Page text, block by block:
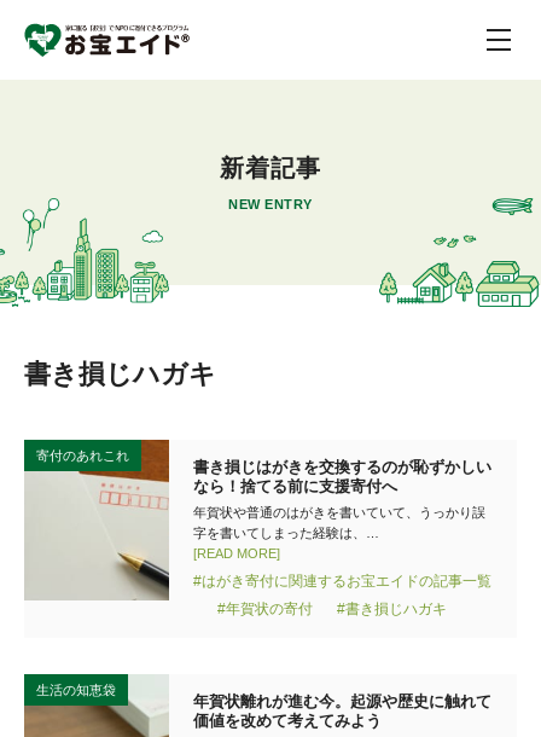
新着記事
NEW ENTRY
書き損じハガキ
寄付のあれこれ
書き損じはがきを交換するのが恥ずかしい
なら！捨てる前に支援寄付へ
年賀状や普通のはがきを書いていて、うっかり誤
字を書いてしまった経験は、…
[READ MORE]
#はがき寄付に関連するお宝エイドの記事一覧
#年賀状の寄付
#書き損じハガキ
生活の知恵袋
年賀状離れが進む今。起源や歴史に触れて
価値を改めて考えてみよう